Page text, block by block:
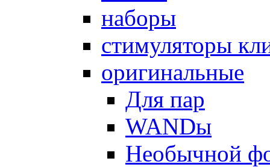
наборы
стимуляторы
оригинальные
Для пар
WANDы
Необычной